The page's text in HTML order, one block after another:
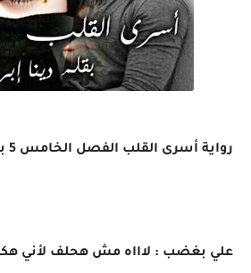
رواية أسرى القلب الفصل الخامس 5 بقلم دينا إبراهيم
علي بغضب : لاااه مش هحلف لأني